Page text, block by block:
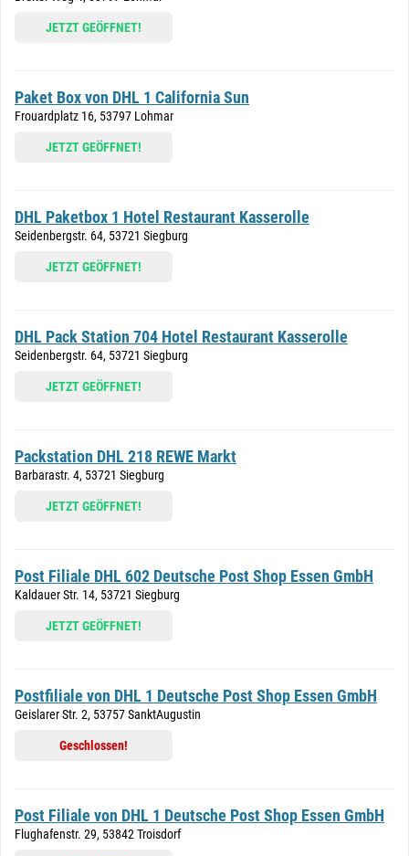
JETZT GEÖFFNET!
Paket Box von DHL 1 California Sun
Frouardplatz 16, 53797 Lohmar
JETZT GEÖFFNET!
DHL Paketbox 1 Hotel Restaurant Kasserolle
Seidenbergstr. 64, 53721 Siegburg
JETZT GEÖFFNET!
DHL Pack Station 704 Hotel Restaurant Kasserolle
Seidenbergstr. 64, 53721 Siegburg
JETZT GEÖFFNET!
Packstation DHL 218 REWE Markt
Barbarastr. 4, 53721 Siegburg
JETZT GEÖFFNET!
Post Filiale DHL 602 Deutsche Post Shop Essen GmbH
Kaldauer Str. 14, 53721 Siegburg
JETZT GEÖFFNET!
Postfiliale von DHL 1 Deutsche Post Shop Essen GmbH
Geislarer Str. 2, 53757 SanktAugustin
Geschlossen!
Post Filiale von DHL 1 Deutsche Post Shop Essen GmbH
Flughafenstr. 29, 53842 Troisdorf